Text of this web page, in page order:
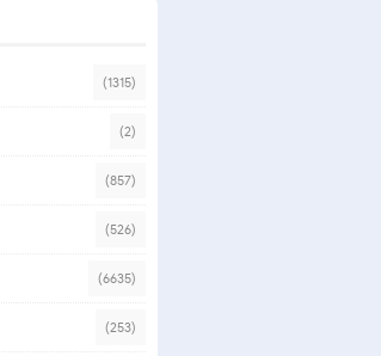
(1315)
(2)
(857)
(526)
(6635)
(253)